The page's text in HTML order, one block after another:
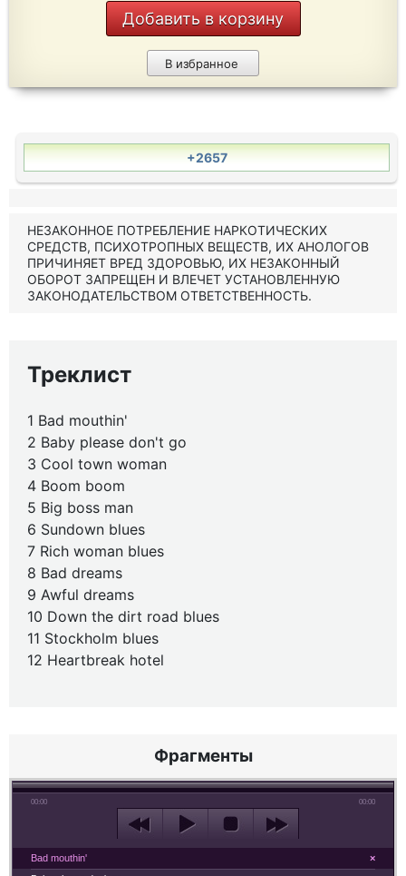
Добавить в корзину
В избранное
+2657
НЕЗАКОННОЕ ПОТРЕБЛЕНИЕ НАРКОТИЧЕСКИХ
СРЕДСТВ, ПСИХОТРОПНЫХ ВЕЩЕСТВ, ИХ АНОЛОГОВ
ПРИЧИНЯЕТ ВРЕД ЗДОРОВЬЮ, ИХ НЕЗАКОННЫЙ
ОБОРОТ ЗАПРЕЩЕН И ВЛЕЧЕТ УСТАНОВЛЕННУЮ
ЗАКОНОДАТЕЛЬСТВОМ ОТВЕТСТВЕННОСТЬ.
Треклист
1 Bad mouthin'
2 Baby please don't go
3 Cool town woman
4 Boom boom
5 Big boss man
6 Sundown blues
7 Rich woman blues
8 Bad dreams
9 Awful dreams
10 Down the dirt road blues
11 Stockholm blues
12 Heartbreak hotel
Фрагменты
00:00 00:00
×
Bad mouthin'